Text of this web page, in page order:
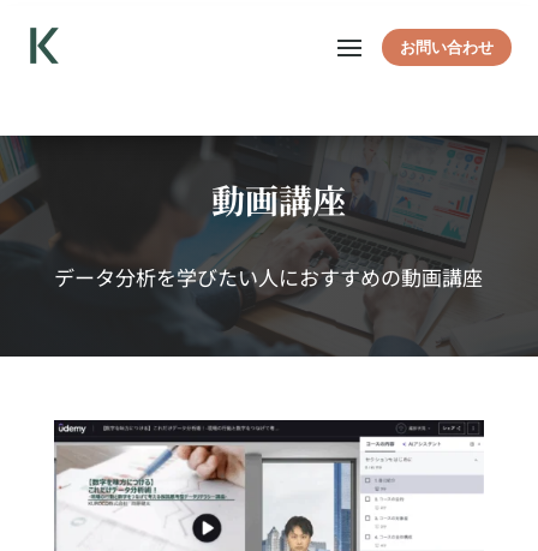
お問い合わせ
動画講座
データ分析を学びたい人におすすめの動画講座